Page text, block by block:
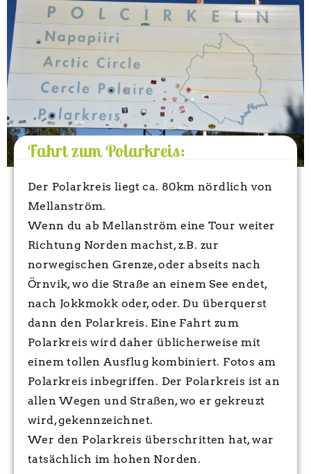
Fahrt zum Polarkreis:
Der Polarkreis liegt ca. 80km nördlich von
Mellanström.
Wenn du ab Mellanström eine Tour weiter
Richtung Norden machst, z.B. zur
norwegischen Grenze, oder abseits nach
Örnvik, wo die Straße an einem See endet,
nach Jokkmokk oder, oder. Du überquerst
dann den Polarkreis. Eine Fahrt zum
Polarkreis wird daher üblicherweise mit
einem tollen Ausflug kombiniert. Fotos am
Polarkreis inbegriffen. Der Polarkreis ist an
allen Wegen und Straßen, wo er gekreuzt
wird, gekennzeichnet.
Wer den Polarkreis überschritten hat, war
tatsächlich im hohen Norden.